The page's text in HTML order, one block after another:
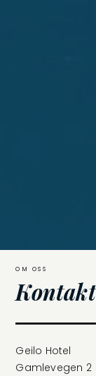
OM OSS
Geilo Hotel
Gamlevegen 2